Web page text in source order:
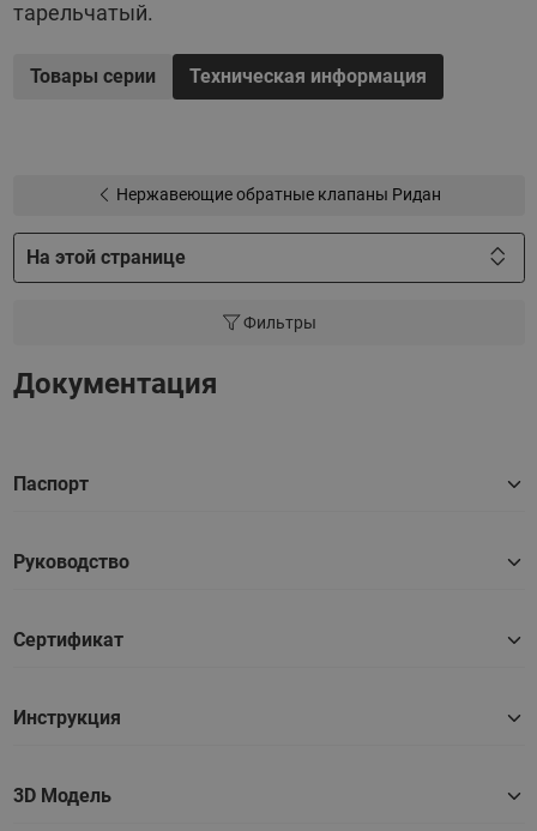
Низкое гидравлическое сопротивление.
тарельчатый.
Товары серии Техническая информация
Нержавеющие обратные клапаны Ридан
На этой странице
Фильтры
Документация
Паспорт
Руководство
Сертификат
Инструкция
3D Модель